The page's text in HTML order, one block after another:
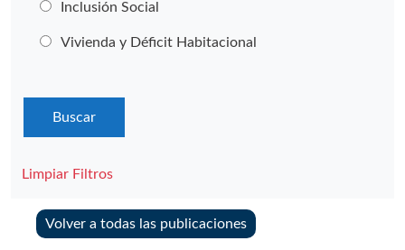
Inclusión Social
Vivienda y Déficit Habitacional
Limpiar Filtros
Volver a todas las publicaciones